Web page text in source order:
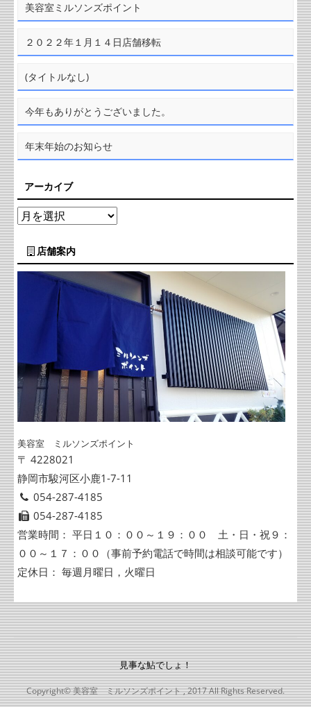
美容室ミルソンズポイント
２０２２年１月１４日店舗移転
(タイトルなし)
今年もありがとうございました。
年末年始のお知らせ
アーカイブ
店舗案内
美容室 ミルソンズポイント
〒 4228021
静岡市駿河区小鹿1-7-11
054-287-4185
054-287-4185
営業時間： 平日１０：００～１９：００ 土・日・祝９：
００～１７：００（事前予約電話で時間は相談可能です）
定休日： 毎週月曜日，火曜日
見事な鮎でしょ！
Copyright© 美容室 ミルソンズポイント , 2017 All Rights Reserved.